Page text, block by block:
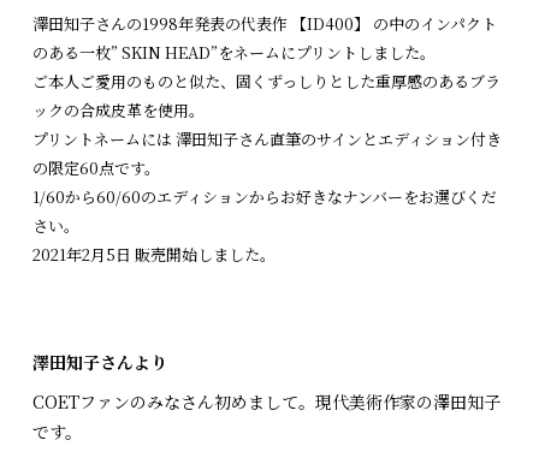
澤田知子さんの1998年発表の代表作 【ID400】 の中のインパクト
のある一枚” SKIN HEAD”をネームにプリントしました。
ご本人ご愛用のものと似た、固くずっしりとした重厚感のあるブラ
ックの合成皮革を使用。
プリントネームには 澤田知子さん直筆のサインとエディション付き
の限定60点です。
1/60から60/60のエディションからお好きなナンバーをお選びくだ
さい。
2021年2月5日 販売開始しました。
澤田知子さんより
COETファンのみなさん初めまして。現代美術作家の澤田知子
です。